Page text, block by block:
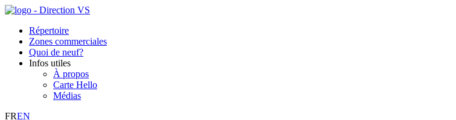
Répertoire
Zones commerciales
Quoi de neuf?
Infos utiles
À propos
Carte Hello
Médias
FREN